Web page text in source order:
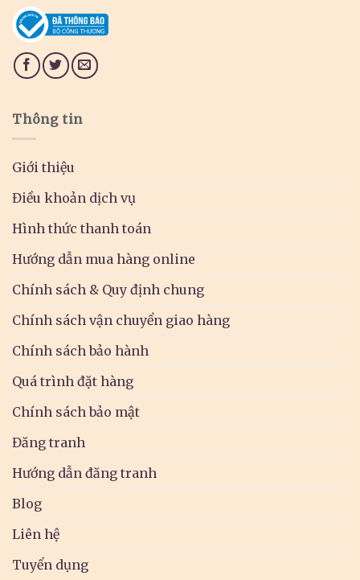
Thông tin
Giới thiệu
Điều khoản dịch vụ
Hình thức thanh toán
Hướng dẫn mua hàng online
Chính sách & Quy định chung
Chính sách vận chuyển giao hàng
Chính sách bảo hành
Quá trình đặt hàng
Chính sách bảo mật
Đăng tranh
Hướng dẫn đăng tranh
Blog
Liên hệ
Tuyển dụng